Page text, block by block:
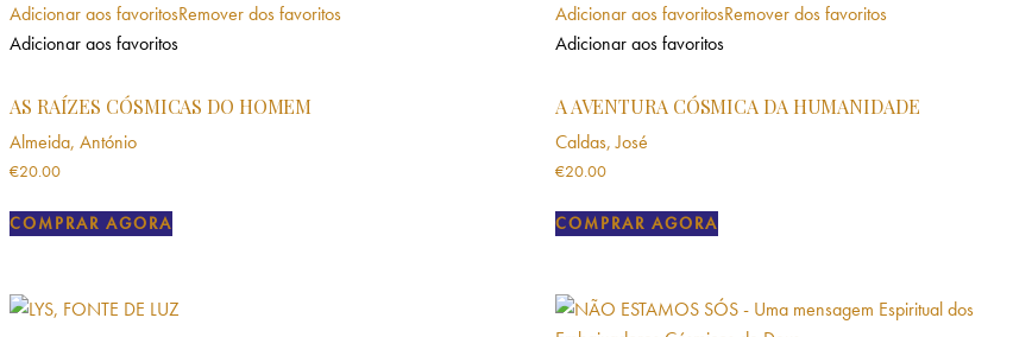
Adicionar aos favoritosRemover dos favoritos
Adicionar aos favoritos
AS RAÍZES CÓSMICAS DO HOMEM
Almeida, António
€20.00
COMPRAR AGORA
Adicionar aos favoritosRemover dos favoritos
Adicionar aos favoritos
A AVENTURA CÓSMICA DA HUMANIDADE
Caldas, José
€20.00
COMPRAR AGORA